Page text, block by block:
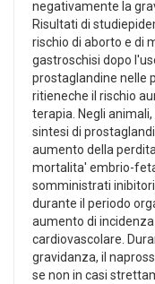
negativamente la
Risultati di
rischio di aborto e di
gastroschisi dopo
prostaglandine nelle
ritieneche il rischio
terapia. Negli
sintesi di
aumento della
mortalita' embrio-
somministrati
durante il periodo
aumento di
cardiovascolare.
gravidanza, il
se non in casi